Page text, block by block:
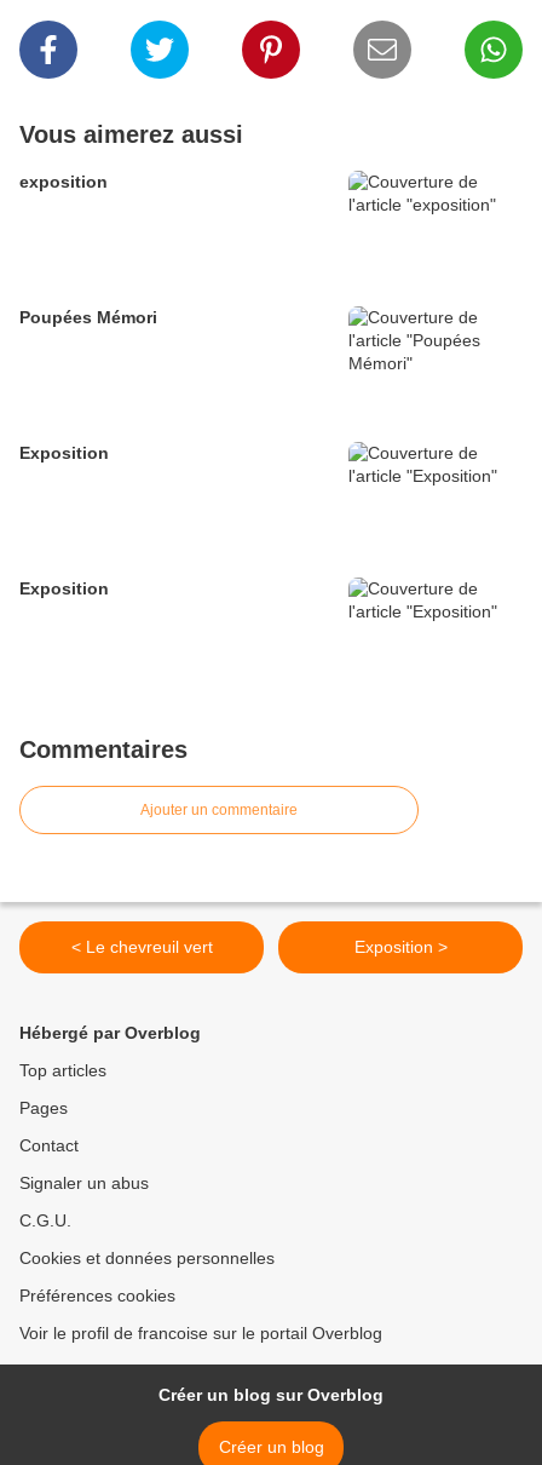
Vous aimerez aussi
exposition
Poupées Mémori
Exposition
Exposition
Commentaires
Ajouter un commentaire
< Le chevreuil vert Exposition >
Hébergé par Overblog
Top articles
Pages
Contact
Signaler un abus
C.G.U.
Cookies et données personnelles
Préférences cookies
Voir le profil de francoise sur le portail Overblog
Créer un blog sur Overblog
Créer un blog